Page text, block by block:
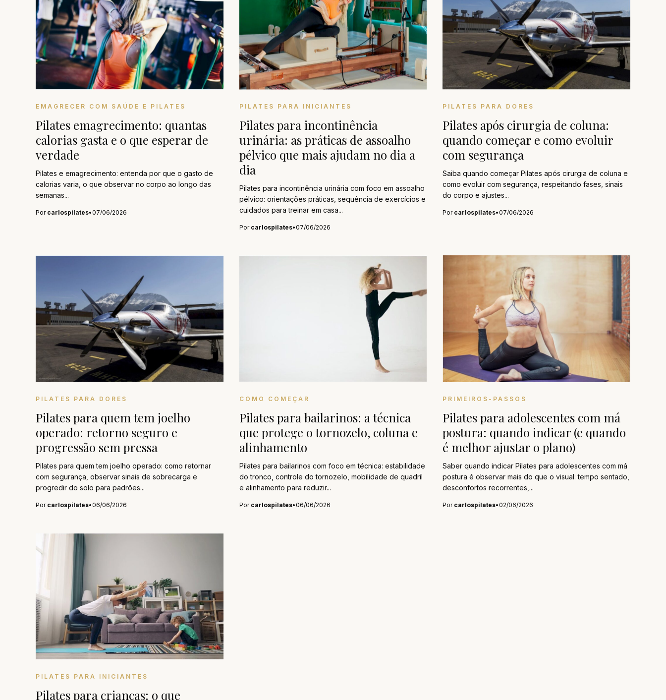
EMAGRECER COM SAÚDE E PILATES
Pilates emagrecimento: quantas
calorias gasta e o que esperar de
verdade
Pilates e emagrecimento: entenda por que o gasto de
calorias varia, o que observar no corpo ao longo das
semanas...
Por carlospilates•07/06/2026
PILATES PARA INICIANTES
Pilates para incontinência
urinária: as práticas de assoalho
pélvico que mais ajudam no dia a
dia
Pilates para incontinência urinária com foco em assoalho
pélvico: orientações práticas, sequência de exercícios e
cuidados para treinar em casa...
Por carlospilates•07/06/2026
PILATES PARA DORES
Pilates após cirurgia de coluna:
quando começar e como evoluir
com segurança
Saiba quando começar Pilates após cirurgia de coluna e
como evoluir com segurança, respeitando fases, sinais
do corpo e ajustes...
Por carlospilates•07/06/2026
PILATES PARA DORES
Pilates para quem tem joelho
operado: retorno seguro e
progressão sem pressa
Pilates para quem tem joelho operado: como retornar
com segurança, observar sinais de sobrecarga e
progredir do solo para padrões...
Por carlospilates•06/06/2026
COMO COMEÇAR
Pilates para bailarinos: a técnica
que protege o tornozelo, coluna e
alinhamento
Pilates para bailarinos com foco em técnica: estabilidade
do tronco, controle do tornozelo, mobilidade de quadril
e alinhamento para reduzir...
Por carlospilates•06/06/2026
PRIMEIROS-PASSOS
Pilates para adolescentes com má
postura: quando indicar (e quando
é melhor ajustar o plano)
Saber quando indicar Pilates para adolescentes com má
postura é observar mais do que o visual: tempo sentado,
desconfortos recorrentes,...
Por carlospilates•02/06/2026
PILATES PARA INICIANTES
Pilates para crianças: o que